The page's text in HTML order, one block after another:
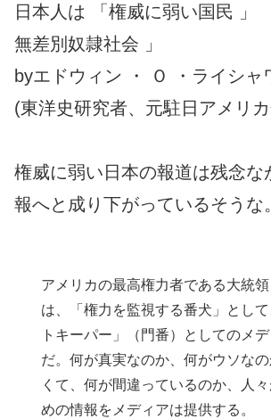
日本人は 「権威に弱い国民 」
無差別奴隷社会 」
byエドウィン ・ Ｏ ・ライシャ
(東洋史研究者、元駐日アメリ
権威に弱い日本の報道は残念な
報へと成り下がっているそうな。
アメリカの最高権力者である大統
は、「権力を監視する番犬」とし
トキーパー」（門番）としてのメ
だ。何が真実なのか、何がウソな
くて、何が間違っているのか、人
めの情報をメディアは提供する。